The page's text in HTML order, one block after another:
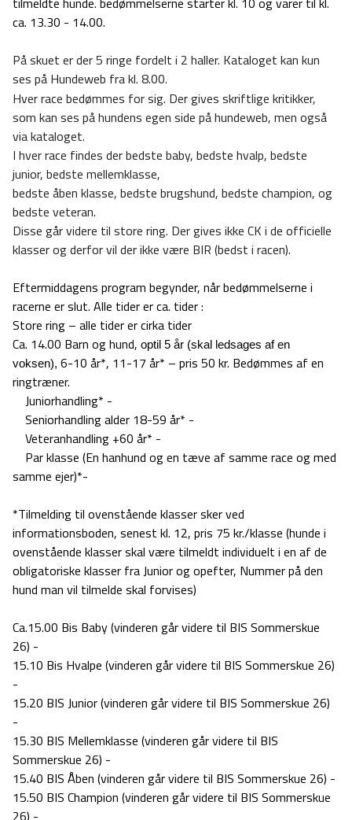
ca. 13.30 - 14.00.
På skuet er der 5 ringe fordelt i 2 haller. Kataloget kan kun
ses på Hundeweb fra kl. 8.00.
Hver race bedømmes for sig. Der gives skriftlige kritikker,
som kan ses på hundens egen side på hundeweb, men også
via kataloget.
I hver race findes der bedste baby, bedste hvalp, bedste
junior, bedste mellemklasse,
bedste åben klasse, bedste brugshund, bedste champion, og
bedste veteran.
Disse går videre til store ring. Der gives ikke CK i de officielle
klasser og derfor vil der ikke være BIR (bedst i racen).
Eftermiddagens program begynder, når bedømmelserne i
racerne er slut. Alle tider er ca. tider :
Store ring – alle tider er cirka tider
Ca. 14.00 Barn og hund, optil 5 år (skal ledsages af en
voksen), 6-10 år*, 11-17 år* – pris 50 kr. Bedømmes af en
ringtræner.
Juniorhandling* -
Seniorhandling alder 18-59 år* -
Veteranhandling +60 år* -
Par klasse (En hanhund og en tæve af samme race og med
samme ejer)*-
*Tilmelding til ovenstående klasser sker ved
informationsboden, senest kl. 12, pris 75 kr./klasse (hunde i
ovenstående klasser skal være tilmeldt individuelt i en af de
obligatoriske klasser fra Junior og opefter, Nummer på den
hund man vil tilmelde skal forvises)
Ca.15.00 Bis Baby (vinderen går videre til BIS Sommerskue
26) -
15.10 Bis Hvalpe (vinderen går videre til BIS Sommerskue 26)
-
15.20 BIS Junior (vinderen går videre til BIS Sommerskue 26)
-
15.30 BIS Mellemklasse (vinderen går videre til BIS
Sommerskue 26) -
15.40 BIS Åben (vinderen går videre til BIS Sommerskue 26) -
15.50 BIS Champion (vinderen går videre til BIS Sommerskue